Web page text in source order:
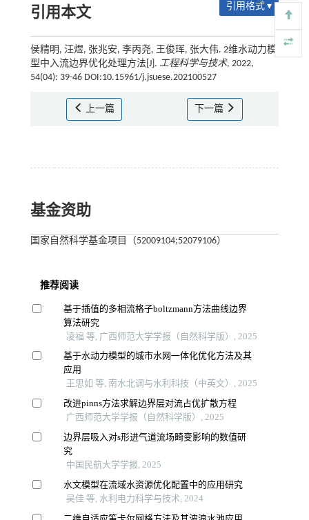
引用本文 引用格式 ▾
侯精明, 汪煜, 张兆安, 李丙尧, 王俊珲, 张大伟. 2维水动力模
型中入流边界优化处理方法[J]. 工程科学与技术, 2022,
54(04): 39-46 DOI:10.15961/j.jsuese.202100527
上一篇 下一篇
基金资助
国家自然科学基金项目（52009104;52079106）